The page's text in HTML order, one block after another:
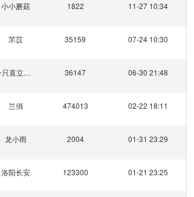
小小蘑菇 1822 11-27 10:34
芣苡 35159 07-24 10:30
一只直立行走的狗 36147 06-30 21:48
兰俏 474013 02-22 18:11
龙小雨 2004 01-31 23:29
洛阳长安 123300 01-21 23:25